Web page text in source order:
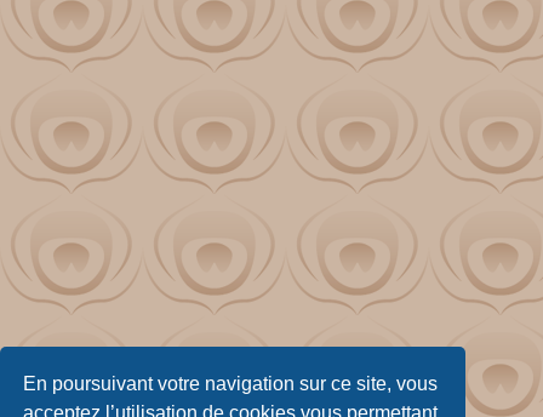
En poursuivant votre navigation sur ce site, vous
acceptez l’utilisation de cookies vous permettant